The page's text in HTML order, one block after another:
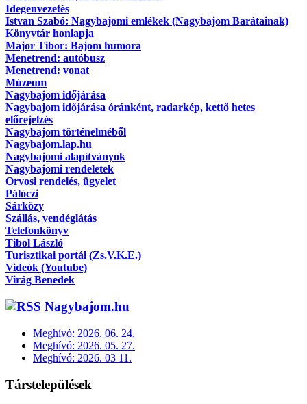
Idegenvezetés
Istvan Szabó: Nagybajomi emlékek (Nagybajom Barátainak)
Könyvtár honlapja
Major Tibor: Bajom humora
Menetrend: autóbusz
Menetrend: vonat
Múzeum
Nagybajom időjárása
Nagybajom időjárása óránként, radarkép, kettő hetes
előrejelzés
Nagybajom történelméből
Nagybajom.lap.hu
Nagybajomi alapítványok
Nagybajomi rendeletek
Orvosi rendelés, ügyelet
Pálóczi
Sárközy
Szállás, vendéglátás
Telefonkönyv
Tibol László
Turisztikai portál (Zs.V.K.E.)
Videók (Youtube)
Virág Benedek
Nagybajom.hu
Meghívó: 2026. 06. 24.
Meghívó: 2026. 05. 27.
Meghívó: 2026. 03 11.
Társtelepülések